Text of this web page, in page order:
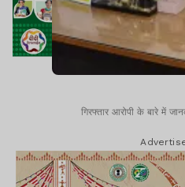
गिरफ्तार आरोपी के बारे में